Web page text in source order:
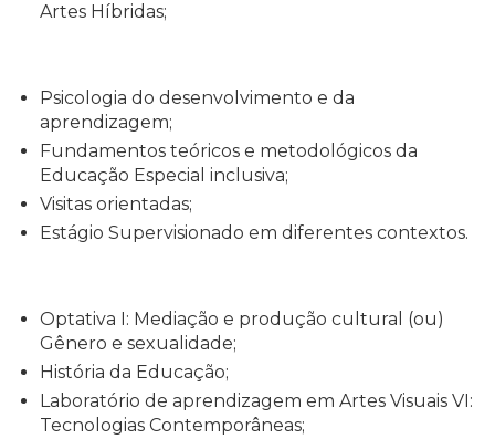
Artes Híbridas;
Psicologia do desenvolvimento e da
aprendizagem;
Fundamentos teóricos e metodológicos da
Educação Especial inclusiva;
Visitas orientadas;
Estágio Supervisionado em diferentes contextos.
Optativa I: Mediação e produção cultural (ou)
Gênero e sexualidade;
História da Educação;
Laboratório de aprendizagem em Artes Visuais VI:
Tecnologias Contemporâneas;